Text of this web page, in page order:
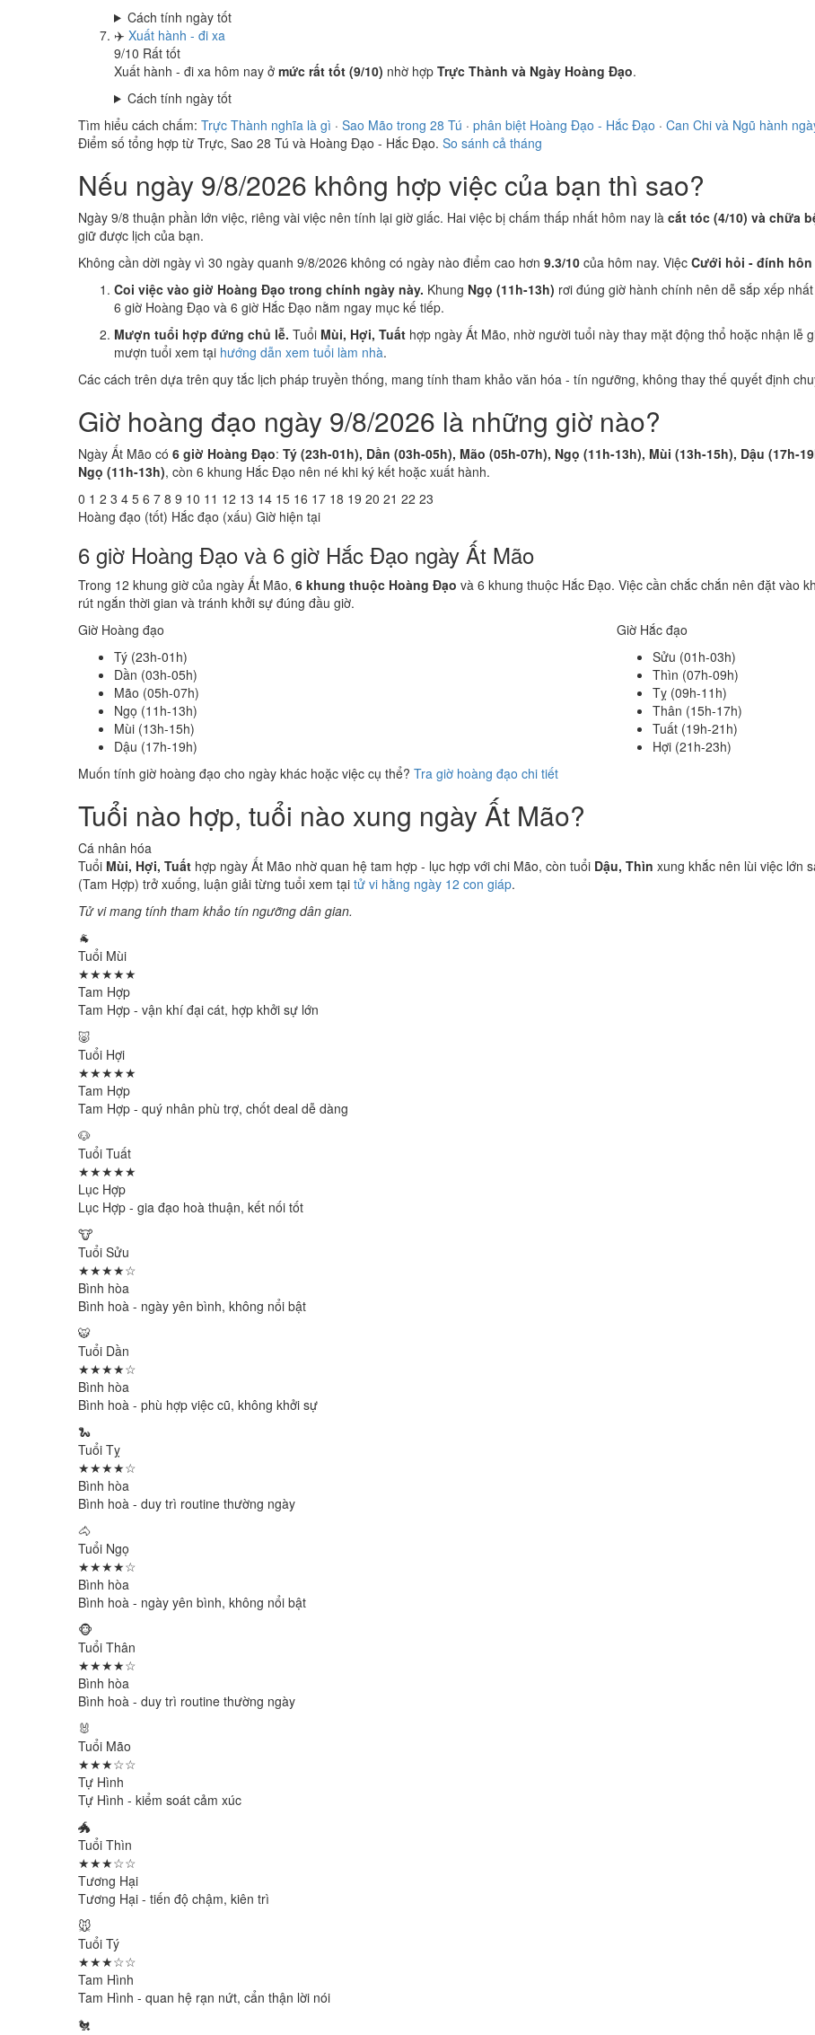
Cách tính ngày tốt
✈️ Xuất hành - đi xa
9/10 Rất tốt
Xuất hành - đi xa hôm nay ở mức rất tốt (9/10) nhờ hợp Trực Thành và Ngày Hoàng Đạo.
Cách tính ngày tốt
Tìm hiểu cách chấm: Trực Thành nghĩa là gì · Sao Mão trong 28 Tú · phân biệt Hoàng Đạo - Hắc Đạo · Can Chi và Ngũ hành
Điểm số tổng hợp từ Trực, Sao 28 Tú và Hoàng Đạo - Hắc Đạo. So sánh cả tháng
Nếu ngày 9/8/2026 không hợp việc của bạn thì sao?
Ngày 9/8 thuận phần lớn việc, riêng vài việc nên tính lại giờ giấc. Hai việc bị chấm thấp nhất hôm nay là cắt tóc (4/10) và chữa
giữ được lịch của bạn.
Không cần dời ngày vì 30 ngày quanh 9/8/2026 không có ngày nào điểm cao hơn 9.3/10 của hôm nay. Việc Cưới hỏi - đính hôn
Coi việc vào giờ Hoàng Đạo trong chính ngày này. Khung Ngọ (11h-13h) rơi đúng giờ hành chính nên dễ sắp xếp
6 giờ Hoàng Đạo và 6 giờ Hắc Đạo nằm ngay mục kế tiếp.
Mượn tuổi hợp đứng chủ lễ. Tuổi Mùi, Hợi, Tuất hợp ngày Ất Mão, nhờ người tuổi này thay mặt động thổ hoặc nhận lễ
mượn tuổi xem tại hướng dẫn xem tuổi làm nhà.
Các cách trên dựa trên quy tắc lịch pháp truyền thống, mang tính tham khảo văn hóa - tín ngưỡng, không thay thế quyết định
Giờ hoàng đạo ngày 9/8/2026 là những giờ nào?
Ngày Ất Mão có 6 giờ Hoàng Đạo: Tý (23h-01h), Dần (03h-05h), Mão (05h-07h), Ngọ (11h-13h), Mùi (13h-15h), Dậu (17h-
Ngọ (11h-13h), còn 6 khung Hắc Đạo nên né khi ký kết hoặc xuất hành.
0 1 2 3 4 5 6 7 8 9 10 11 12 13 14 15 16 17 18 19 20 21 22 23
Hoàng đạo (tốt) Hắc đạo (xấu) Giờ hiện tại
6 giờ Hoàng Đạo và 6 giờ Hắc Đạo ngày Ất Mão
Trong 12 khung giờ của ngày Ất Mão, 6 khung thuộc Hoàng Đạo và 6 khung thuộc Hắc Đạo. Việc cần chắc chắn nên đặt vào
rút ngắn thời gian và tránh khởi sự đúng đầu giờ.
Giờ Hoàng đạo
Tý (23h-01h)
Dần (03h-05h)
Mão (05h-07h)
Ngọ (11h-13h)
Mùi (13h-15h)
Dậu (17h-19h)
Giờ Hắc đạo
Sửu (01h-03h)
Thìn (07h-09h)
Tỵ (09h-11h)
Thân (15h-17h)
Tuất (19h-21h)
Hợi (21h-23h)
Muốn tính giờ hoàng đạo cho ngày khác hoặc việc cụ thể? Tra giờ hoàng đạo chi tiết
Tuổi nào hợp, tuổi nào xung ngày Ất Mão?
Cá nhân hóa
Tuổi Mùi, Hợi, Tuất hợp ngày Ất Mão nhờ quan hệ tam hợp - lục hợp với chi Mão, còn tuổi Dậu, Thìn xung khắc nên lùi việc lớn
(Tam Hợp) trở xuống, luận giải từng tuổi xem tại tử vi hằng ngày 12 con giáp.
Tử vi mang tính tham khảo tín ngưỡng dân gian.
🐐
Tuổi Mùi
★★★★★
Tam Hợp
Tam Hợp - vận khí đại cát, hợp khởi sự lớn
🐷
Tuổi Hợi
★★★★★
Tam Hợp
Tam Hợp - quý nhân phù trợ, chốt deal dễ dàng
🐶
Tuổi Tuất
★★★★★
Lục Hợp
Lục Hợp - gia đạo hoà thuận, kết nối tốt
🐮
Tuổi Sửu
★★★★☆
Bình hòa
Bình hoà - ngày yên bình, không nổi bật
🐯
Tuổi Dần
★★★★☆
Bình hòa
Bình hoà - phù hợp việc cũ, không khởi sự
🐍
Tuổi Tỵ
★★★★☆
Bình hòa
Bình hoà - duy trì routine thường ngày
🐴
Tuổi Ngọ
★★★★☆
Bình hòa
Bình hoà - ngày yên bình, không nổi bật
🐵
Tuổi Thân
★★★★☆
Bình hòa
Bình hoà - duy trì routine thường ngày
🐰
Tuổi Mão
★★★☆☆
Tự Hình
Tự Hình - kiểm soát cảm xúc
🐲
Tuổi Thìn
★★★☆☆
Tương Hại
Tương Hại - tiến độ chậm, kiên trì
🐭
Tuổi Tý
★★★☆☆
Tam Hình
Tam Hình - quan hệ rạn nứt, cẩn thận lời nói
🐔